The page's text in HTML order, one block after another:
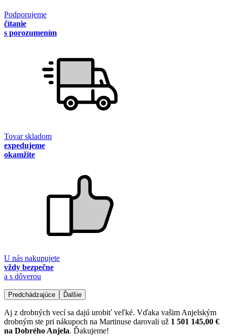
Podporujeme
čítanie
s porozumením
Tovar skladom
expedujeme
okamžite
U nás nakupujete
vždy bezpečne
a s dôverou
Predchádzajúce Ďalšie
Aj z drobných vecí sa dajú urobiť veľké. Vďaka vašim Anjelským
drobným ste pri nákupoch na Martinuse darovali už 1 501 145,00 €
na Dobrého Anjela. Ďakujeme!